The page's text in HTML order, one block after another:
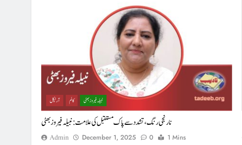
آرٹیکل کالم نبیلہ فیروز بھٹی
نارنجی رنگ، تشدد سے پاک مستقبل کی علامت : نبیلہ فیروز بھٹی
Admin December 1, 2025 0 1 Mins